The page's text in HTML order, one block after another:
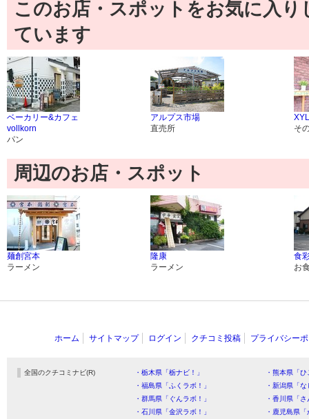
このお店・スポットをお気に入
ています
ベーカリー&カフェ
vollkorn
パン
アルプス市場
直売所
XYL
そ
周辺のお店・スポット
麺創宮本
ラーメン
隆康
ラーメン
食
お
ホーム サイトマップ ログイン クチコミ投稿 プライバシー
全国のクチコミナビ(R) ・栃木県「栃ナビ！」
・熊本県「
・福島県「ふくラボ！」
・新潟県「
・群馬県「ぐんラボ！」
・香川県「
・石川県「金沢ラボ！」
・鹿児島県